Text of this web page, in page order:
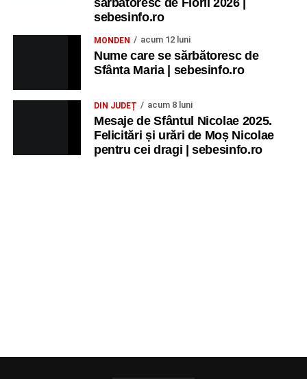
sărbătoresc de Florii 2026 |
sebesinfo.ro
MONDEN acum 12 luni
Nume care se sărbătoresc de
Sfânta Maria | sebesinfo.ro
DIN JUDEȚ acum 8 luni
Mesaje de Sfântul Nicolae 2025.
Felicitări și urări de Moș Nicolae
pentru cei dragi | sebesinfo.ro